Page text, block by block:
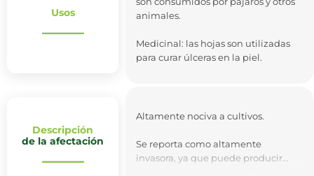
Usos
animales.
Medicinal: las hojas son utilizadas
para curar úlceras en la piel.
Descripción
de la afectación
Altamente nociva a cultivos.
Se reporta como altamente
invasora, ya que puede producir